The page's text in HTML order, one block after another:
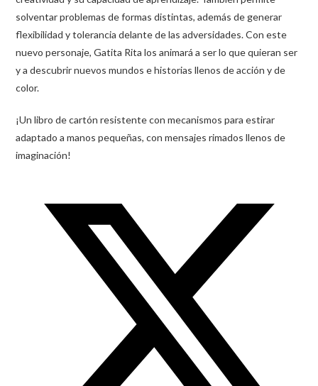
solventar problemas de formas distintas, además de generar
flexibilidad y tolerancia delante de las adversidades. Con este
nuevo personaje, Gatita Rita los animará a ser lo que quieran ser
y a descubrir nuevos mundos e historias llenos de acción y de
color.
¡Un libro de cartón resistente con mecanismos para estirar
adaptado a manos pequeñas, con mensajes rimados llenos de
imaginación!